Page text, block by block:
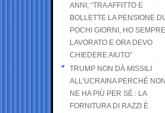
ANNI; “TRA AFFITTO E
BOLLETTE LA PENSIONE
POCHI GIORNI, HO SEMPRE
LAVORATO E ORA DEVO
CHIEDERE AIUTO”
TRUMP NON DÀ MISSILI
ALL’UCRAINA PERCHÉ NON
NE HA PIÙ PER SÉ : LA
FORNITURA DI RAZZI È